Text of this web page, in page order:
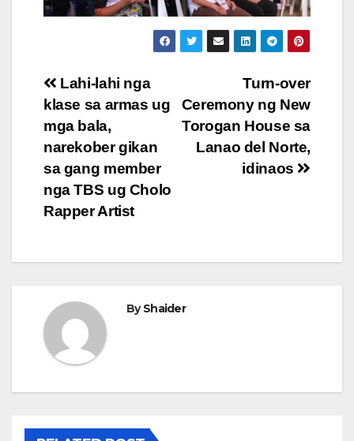
Post
navigation
Turn-over
Ceremony ng New
Torogan House sa
Lanao del Norte,
idinaos
Lahi-lahi nga
klase sa armas ug
mga bala,
narekober gikan
sa gang member
nga TBS ug Cholo
Rapper Artist
ByShaider